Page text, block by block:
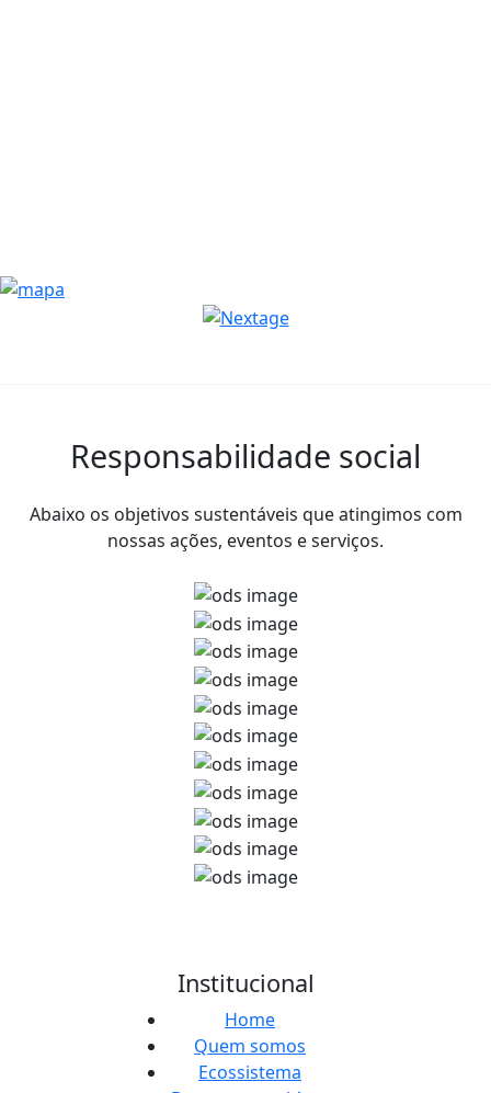
Responsabilidade social
Abaixo os objetivos sustentáveis que atingimos com
nossas ações, eventos e serviços.
Institucional
Home
Quem somos
Ecossistema